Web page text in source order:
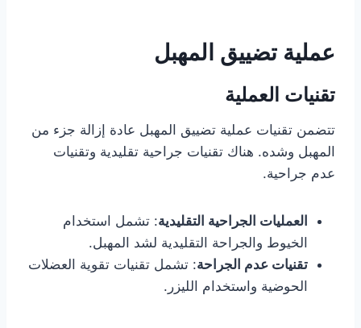
عملية تضييق المهبل
تقنيات العملية
تتضمن تقنيات عملية تضييق المهبل عادة إزالة جزء من
المهبل وشده. هناك تقنيات جراحية تقليدية وتقنيات
عدم جراحية.
العمليات الجراحية التقليدية: تشمل استخدام
الخيوط والجراحة التقليدية لشد المهبل.
تقنيات عدم الجراحة: تشمل تقنيات تقوية العضلات
الحوضية واستخدام الليزر.